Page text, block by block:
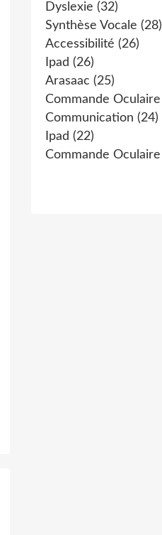
Dyslexie (32)
Synthèse Vocale (28)
Accessibilité (26)
Ipad (26)
Arasaac (25)
Commande Oculaire
Communication (24)
Ipad (22)
Commande Oculaire